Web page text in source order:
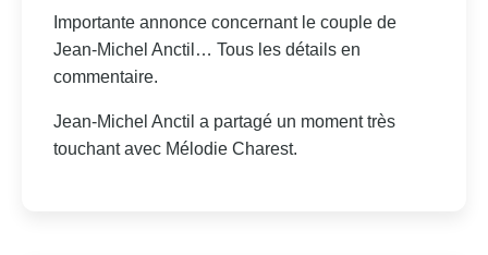
Importante annonce concernant le couple de
Jean-Michel Anctil… Tous les détails en
commentaire.
Jean-Michel Anctil a partagé un moment très
touchant avec Mélodie Charest.